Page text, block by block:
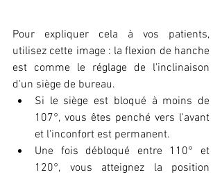
Pour expliquer cela à vos patients,
utilisez cette image : la flexion de hanche
est comme le réglage de l'inclinaison
d'un siège de bureau.
Si le siège est bloqué à moins de
107°, vous êtes penché vers l'avant
et l'inconfort est permanent.
Une fois débloqué entre 110° et
120°, vous atteignez la position